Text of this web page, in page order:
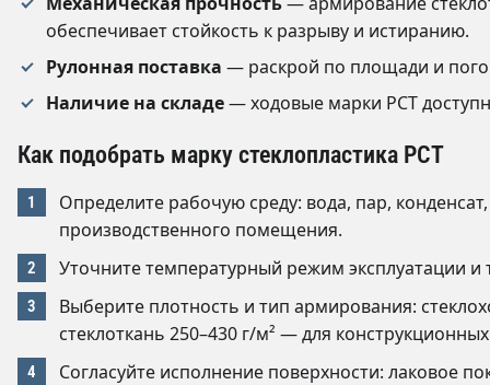
обеспечивает стойкость к разрыву и истиранию.
Рулонная поставка — раскрой по площади и
Наличие на складе— ходовые марки РСТ
Как подобрать марку стеклопластика РСТ
Определите рабочую среду: вода, пар,
производственного помещения.
Уточните температурный режим эксплуатации
Выберите плотность и тип армирования:
стеклоткань 250–430 г/м² — для
Согласуйте исполнение поверхности: лаковое